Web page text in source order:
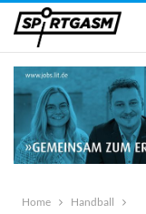
Home
Handball